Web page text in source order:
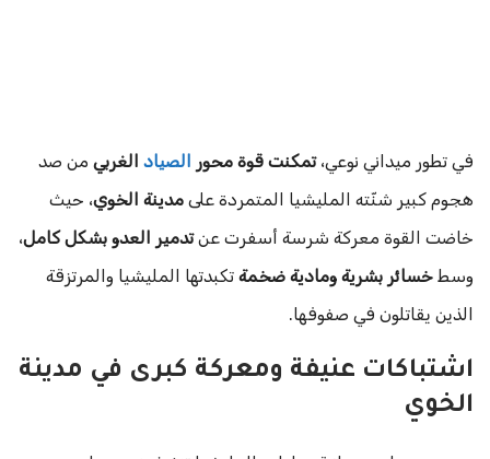
في تطور ميداني نوعي،تمكنت قوة محور الصياد الغربي من صد
هجوم كبير شنّته المليشيا المتمردة على مدينة الخوي، حيث
خاضت القوة معركة شرسة أسفرت عنتدمير العدو بشكل كامل،
وسط خسائر بشرية ومادية ضخمة تكبدتها المليشيا والمرتزقة
الذين يقاتلون في صفوفها.
اشتباكات عنيفة ومعركة كبرى في مدينة
الخوي